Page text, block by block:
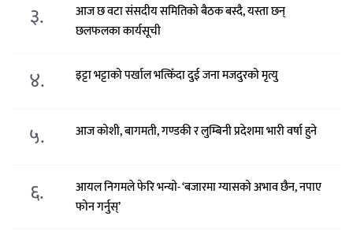
३.
आज छ वटा संसदीय समितिको बैठक बस्दै, यस्ता छन्
छलफलका कार्यसूची
४. इट्टा भट्टाको पर्खाल भत्किँदा दुई जना मजदुरको मृत्यु
५. आज कोशी, बागमती, गण्डकी र लुम्बिनी प्रदेशमा भारी वर्षा हुने
६.
आयल निगमले फेरि भन्याे- ‘बजारमा ग्यासको अभाव छैन, नपाए
फोन गर्नुस्’